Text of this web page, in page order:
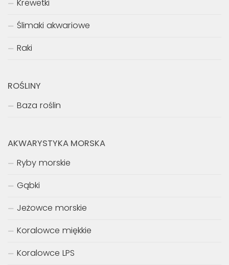
Krewetki
Ślimaki akwariowe
Raki
ROŚLINY
Baza roślin
AKWARYSTYKA MORSKA
Ryby morskie
Gąbki
Jeżowce morskie
Koralowce miękkie
Koralowce LPS